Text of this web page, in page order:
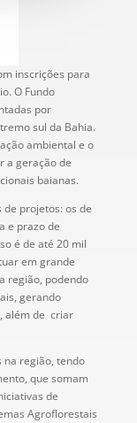
inscrições para
O Fundo
por
sul da Bahia.
ambiental e o
a geração de
baianas.
projetos: os de
e prazo de
é de até 20 mil
em grande
região, podendo
gerando
além de criar
na região, tendo
que somam
de
Agroflorestais